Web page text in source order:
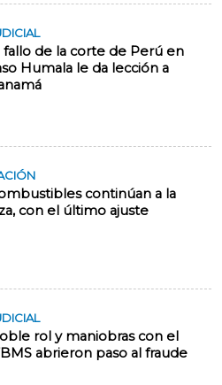
fallo de la corte de Perú en
Humala le da lección a
continúan a la
con el último ajuste
rol y maniobras con el
abrieron paso al fraude